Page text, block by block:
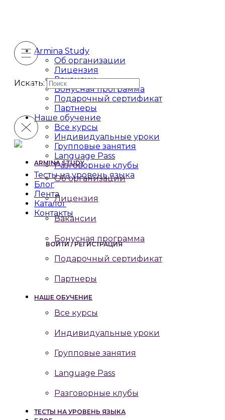
Armina Study
Об организации
Лицензия
Вакансии
Бонусная программа
Подарочный сертификат
Партнеры
Наше обучение
Все курсы
Индивидуальные уроки
Групповые занятия
Language Pass
Разговорные клубы
Тесты на уровень языка
Блог
Лента
Каталог
Контакты
ВОЙТИ / РЕГИСТРАЦИЯ
Искать:
ARMINA STUDY
Об организации
Лицензия
Вакансии
Бонусная программа
Подарочный сертификат
Партнеры
НАШЕ ОБУЧЕНИЕ
Все курсы
Индивидуальные уроки
Групповые занятия
Language Pass
Разговорные клубы
ТЕСТЫ НА УРОВЕНЬ ЯЗЫКА